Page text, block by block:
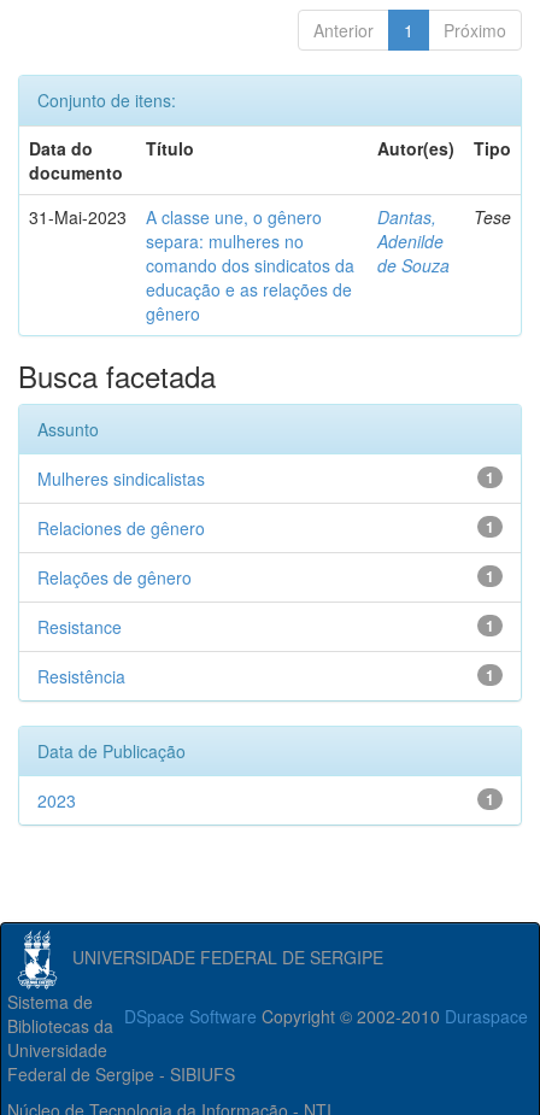
Anterior 1 Próximo
Conjunto de itens:
Data do
documento
Título Autor(es) Tipo
31-Mai-2023
A classe une, o gênero
separa: mulheres no
comando dos sindicatos da
educação e as relações de
gênero
Dantas,
Adenilde
de Souza
Tese
Busca facetada
Assunto
1
Mulheres sindicalistas
1
Relaciones de gênero
1
Relações de gênero
1
Resistance
1
Resistência
Data de Publicação
1
2023
UNIVERSIDADE FEDERAL DE SERGIPE
DSpace Software Copyright © 2002-2010 Duraspace
Sistema de
Bibliotecas da
Universidade
Federal de Sergipe - SIBIUFS
Núcleo de Tecnologia da Informação - NTI